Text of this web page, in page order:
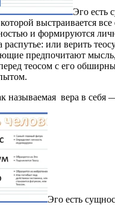
Эго есть
выстраивается
и формируются
распутье: или верить
предпочитают
теосом с его
называемая вера в себя
Эго есть